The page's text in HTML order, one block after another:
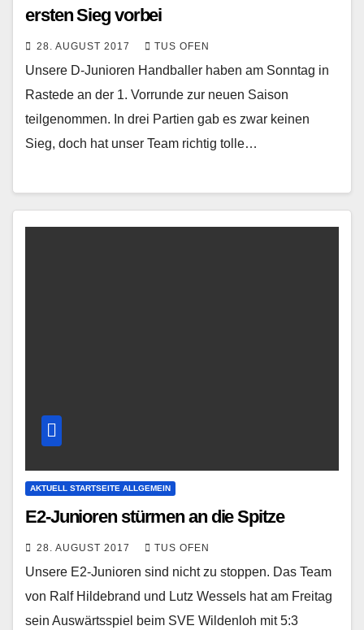
ersten Sieg vorbei
28. AUGUST 2017 TUS OFEN
Unsere D-Junioren Handballer haben am Sonntag in
Rastede an der 1. Vorrunde zur neuen Saison
teilgenommen. In drei Partien gab es zwar keinen
Sieg, doch hat unser Team richtig tolle…
AKTUELL STARTSEITE ALLGEMEIN
E2-Junioren stürmen an die Spitze
28. AUGUST 2017 TUS OFEN
Unsere E2-Junioren sind nicht zu stoppen. Das Team
von Ralf Hildebrand und Lutz Wessels hat am Freitag
sein Auswärtsspiel beim SVE Wildenloh mit 5:3